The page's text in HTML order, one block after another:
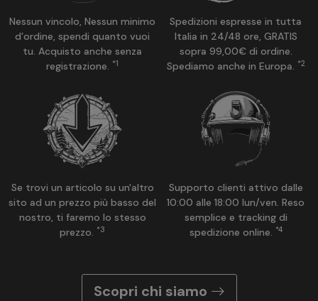
Nessun vincolo, Nessun minimo
d’ordine, spendi quanto vuoi
tu. Acquisto anche senza
registrazione. *1
Spedizioni espresse in tutta
Italia in 24/48 ore, GRATIS
sopra 99,00€ di ordine.
Spediamo anche in Europa. *2
Se trovi un articolo su un'altro
sito ad un prezzo più basso del
nostro, ti faremo lo stesso
prezzo. *3
Supporto clienti attivo dalle
10:00 alle 18:00 lun/ven. Reso
semplice e tracking di
spedizione online. *4
Scopri chi siamo